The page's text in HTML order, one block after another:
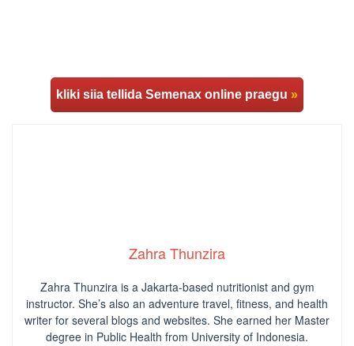
kliki siia tellida Semenax online praegu »
Zahra Thunzira
Zahra Thunzira is a Jakarta-based nutritionist and gym
instructor. She’s also an adventure travel, fitness, and health
writer for several blogs and websites. She earned her Master
degree in Public Health from University of Indonesia.